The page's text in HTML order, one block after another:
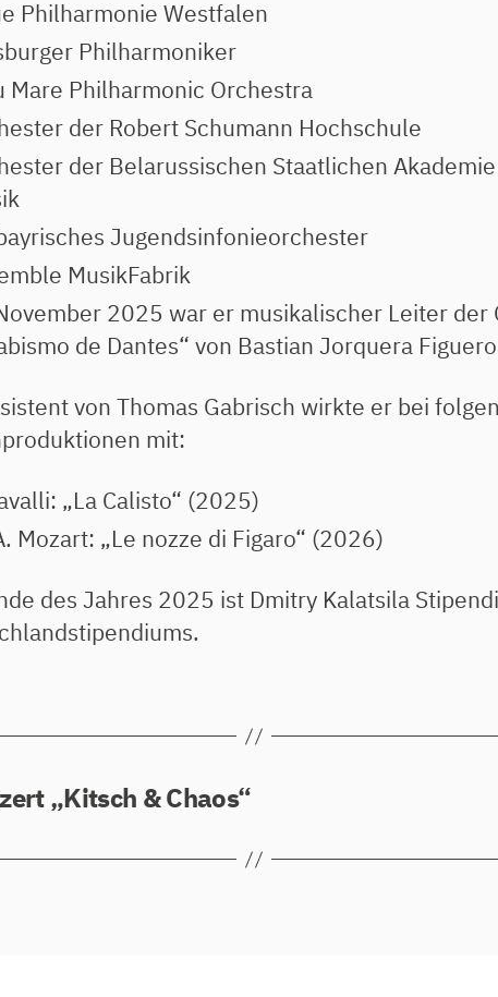
Philharmonie Westfalen
Philharmoniker
Mare Philharmonic Orchestra
der Robert Schumann Hochschule
der Belarussischen Staatlichen
Jugendsinfonieorchester
MusikFabrik
2025 war er musikalischer Leiter der
de Dantes“ von Bastian Jorquera
von Thomas Gabrisch wirkte er bei
mit:
„La Calisto“ (2025)
Mozart: „Le nozze di Figaro“ (2026)
des Jahres 2025 ist Dmitry Kalatsila
„Kitsch & Chaos“